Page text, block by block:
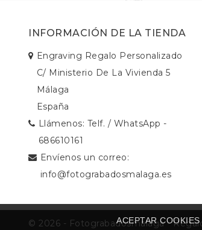
INFORMACIÓN DE LA TIENDA
Engraving Regalo Personalizado
C/ Ministerio De La Vivienda 5
Málaga
España
Llámenos: Telf. / WhatsApp -
686610161
Envíenos un correo:
info@fotograbadosmalaga.es
ACEPTAR
© 2026 - Fotograbadosmalaga -